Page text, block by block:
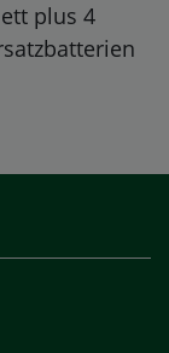
plus 4